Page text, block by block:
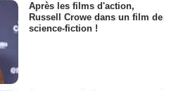
Après les films d'action,
Russell Crowe dans un film de
science-fiction !